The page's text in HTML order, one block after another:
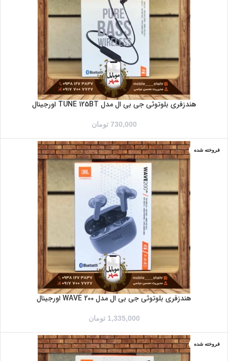
هندزفری بلوتوثی جی بی ال مدل TUNE 125BT اورجینال
730,000 تومان
فروخته شده
هندزفری بلوتوثی جی بی ال مدل WAVE 200 اورجینال
1,335,000 تومان
فروخته شده